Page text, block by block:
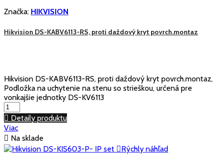
Značka: HIKVISION
Hikvision DS-KABV6113-RS, proti daždový kryt povrch.montaz
Hikvision DS-KABV6113-RS, proti daždový kryt povrch.montaz,
Podložka na uchytenie na stenu so strieškou, určená pre
vonkajšie jednotky DS-KV6113
 Detaily produktu
Viac
 Na sklade
Rýchly náhľad